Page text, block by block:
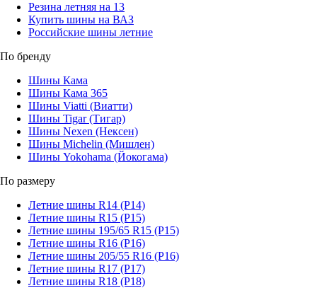
Резина летняя на 13
Купить шины на ВАЗ
Российские шины летние
По бренду
Шины Кама
Шины Кама 365
Шины Viatti (Виатти)
Шины Tigar (Тигар)
Шины Nexen (Нексен)
Шины Michelin (Мишлен)
Шины Yokohama (Йокогама)
По размеру
Летние шины R14 (Р14)
Летние шины R15 (Р15)
Летние шины 195/65 R15 (Р15)
Летние шины R16 (Р16)
Летние шины 205/55 R16 (Р16)
Летние шины R17 (Р17)
Летние шины R18 (Р18)